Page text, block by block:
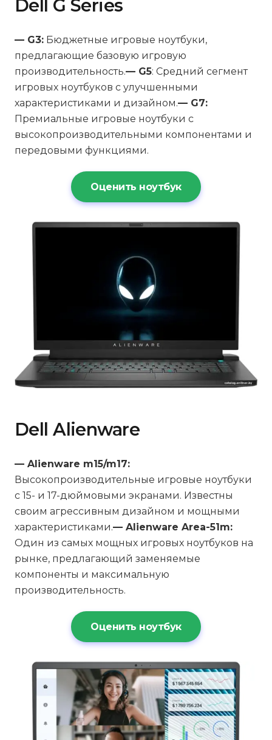
Dell G Series
— G3: Бюджетные игровые ноутбуки,
предлагающие базовую игровую
производительность.— G5: Средний сегмент
игровых ноутбуков с улучшенными
характеристиками и дизайном.— G7:
Премиальные игровые ноутбуки с
высокопроизводительными компонентами и
передовыми функциями.
Оценить ноутбук
Dell Alienware
— Alienware m15/m17:
Высокопроизводительные игровые ноутбуки
с 15- и 17-дюймовыми экранами. Известны
своим агрессивным дизайном и мощными
характеристиками.— Alienware Area-51m:
Один из самых мощных игровых ноутбуков на
рынке, предлагающий заменяемые
компоненты и максимальную
производительность.
Оценить ноутбук